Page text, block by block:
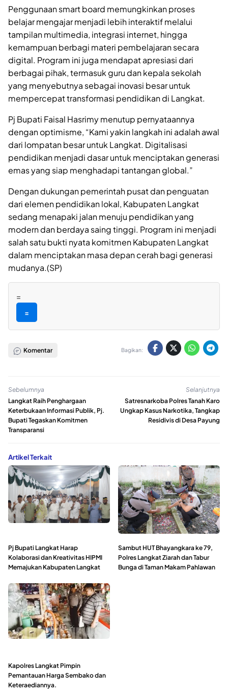
Penggunaan smart board memungkinkan proses
belajar mengajar menjadi lebih interaktif melalui
tampilan multimedia, integrasi internet, hingga
kemampuan berbagi materi pembelajaran secara
digital. Program ini juga mendapat apresiasi dari
berbagai pihak, termasuk guru dan kepala sekolah
yang menyebutnya sebagai inovasi besar untuk
mempercepat transformasi pendidikan di Langkat.
Pj Bupati Faisal Hasrimy menutup pernyataannya
dengan optimisme, “Kami yakin langkah ini adalah awal
dari lompatan besar untuk Langkat. Digitalisasi
pendidikan menjadi dasar untuk menciptakan generasi
emas yang siap menghadapi tantangan global.”
Dengan dukungan pemerintah pusat dan penguatan
dari elemen pendidikan lokal, Kabupaten Langkat
sedang menapaki jalan menuju pendidikan yang
modern dan berdaya saing tinggi. Program ini menjadi
salah satu bukti nyata komitmen Kabupaten Langkat
dalam menciptakan masa depan cerah bagi generasi
mudanya.(SP)
=
=
Komentar Bagikan:
Sebelumnya
Langkat Raih Penghargaan
Keterbukaan Informasi Publik, Pj.
Bupati Tegaskan Komitmen
Transparansi
Selanjutnya
Satresnarkoba Polres Tanah Karo
Ungkap Kasus Narkotika, Tangkap
Residivis di Desa Payung
Artikel Terkait
Pj Bupati Langkat Harap
Kolaborasi dan Kreativitas HIPMI
Memajukan Kabupaten Langkat
Sambut HUT Bhayangkara ke 79,
Polres Langkat Ziarah dan Tabur
Bunga di Taman Makam Pahlawan
Kapolres Langkat Pimpin
Pemantauan Harga Sembako dan
Keteraediannya.